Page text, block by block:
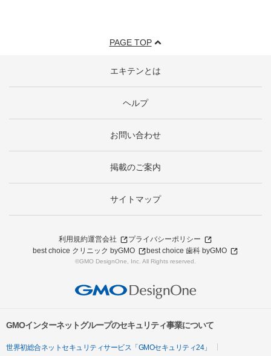
PAGE TOP
エキテンとは
ヘルプ
お問い合わせ
掲載のご案内
サイトマップ
利用規約運営会社
プライバシーポリシー
best choice クリニック byGMO
best choice 歯科 byGMO
©GMO DesignOne, Inc. All Rights reserved.
GMOインターネットグループのセキュリティ事業について
世界初総合ネットセキュリティサービス「GMOセキュリティ24」